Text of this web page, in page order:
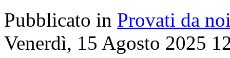
Pubblicato in Provati da
Venerdì, 15 Agosto 2025